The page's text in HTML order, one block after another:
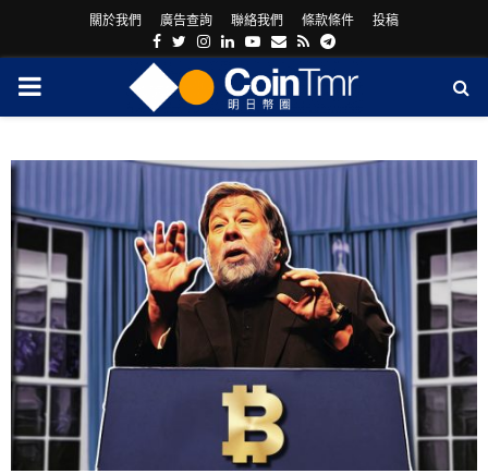
關於我們 廣告查詢 聯絡我們 條款條件 投稿
Facebook
Twitter
Instagram
LinkedinYoutube
Email
RssTelegram
PRIMARY